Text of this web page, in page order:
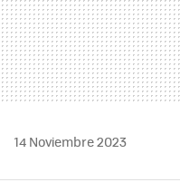
14 Noviembre 2023